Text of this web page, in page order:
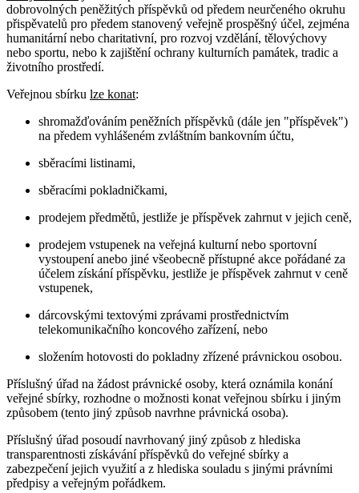
dobrovolných peněžitých příspěvků od předem neurčeného okruhu
přispěvatelů pro předem stanovený veřejně prospěšný účel, zejména
humanitární nebo charitativní, pro rozvoj vzdělání, tělovýchovy
nebo sportu, nebo k zajištění ochrany kulturních památek, tradic a
životního prostředí.
Veřejnou sbírku lze konat:
shromažďováním peněžních příspěvků (dále jen "příspěvek")
na předem vyhlášeném zvláštním bankovním účtu,
sběracími listinami,
sběracími pokladničkami,
prodejem předmětů, jestliže je příspěvek zahrnut v jejich ceně,
prodejem vstupenek na veřejná kulturní nebo sportovní
vystoupení anebo jiné všeobecně přístupné akce pořádané za
účelem získání příspěvku, jestliže je příspěvek zahrnut v ceně
vstupenek,
dárcovskými textovými zprávami prostřednictvím
telekomunikačního koncového zařízení, nebo
složením hotovosti do pokladny zřízené právnickou osobou.
Příslušný úřad na žádost právnické osoby, která oznámila konání
veřejné sbírky, rozhodne o možnosti konat veřejnou sbírku i jiným
způsobem (tento jiný způsob navrhne právnická osoba).
Příslušný úřad posoudí navrhovaný jiný způsob z hlediska
transparentnosti získávání příspěvků do veřejné sbírky a
zabezpečení jejich využití a z hlediska souladu s jinými právními
předpisy a veřejným pořádkem.